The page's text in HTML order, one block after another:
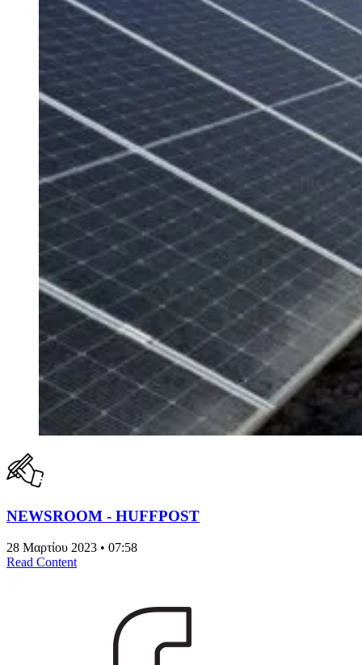
NEWSROOM - HUFFPOST
28 Μαρτίου 2023 • 07:58
Read Content